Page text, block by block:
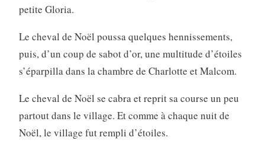
petite Gloria.
Le cheval de Noël poussa quelques hennissements,
puis, d’un coup de sabot d’or, une multitude d’étoiles
s’éparpilla dans la chambre de Charlotte et Malcom.
Le cheval de Noël se cabra et reprit sa course un peu
partout dans le village. Et comme à chaque nuit de
Noël, le village fut rempli d’étoiles.